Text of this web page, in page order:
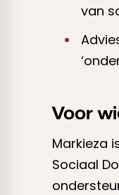
van
Voor
Markieza
Sociaal